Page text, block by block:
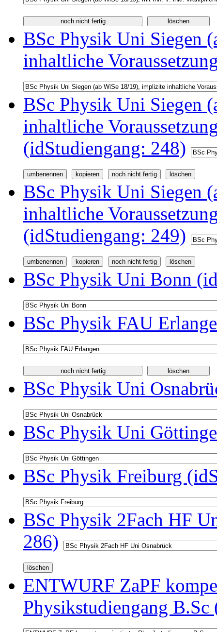
BSc Physik Uni Siegen
inhaltliche
BSc Physik Uni Siegen
inhaltliche
(idStudiengang: 248)
BSc Physik Uni Siegen
inhaltliche
(idStudiengang: 249)
BSc Physik Uni Bonn
BSc Physik FAU
BSc Physik Uni
BSc Physik Uni
BSc Physik Freiburg
BSc Physik 2Fach HF
286)
ENTWURF ZaPF
Physikstudiengang